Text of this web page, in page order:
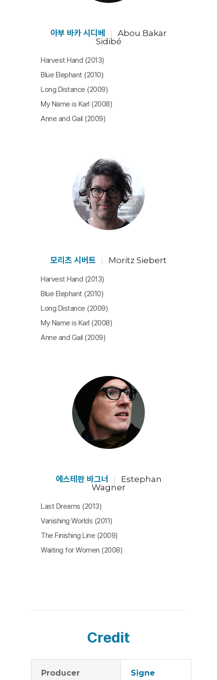
아부의 카메라와 대비되는 또 하나의 시선이 있다. 공식 경
의 초객관적 시선이다. 후면의 비인격성을 대변하듯 침묵
의 흑백화면에 담긴 놀라운 영상은 정서적 충격을 줄 뿐 아
니라, 독특한 미학적 효과를 일으킨다. 장벽을 향해 가는
거대한 군중 행렬과 장벽을 넘으려는 엄청난 수의 난민의
원거리 영상이다. 이 영상은 난민캠프의 일상을 비추던 주
관적이고 미시적인 아부의 카메라와 극단적인 대비를 이
룬다. 미시적 시선과 거시적 시선이 어우러진, 위기상황과
아부 바카 시디베
Abou Bakar
Sidibé
Harvest Hand (2013)
Blue Elephant (2010)
Long Distance (2009)
My Name is Karl (2008)
Anne and Gail (2009)
모리츠 시버트 Moritz Siebert
Harvest Hand (2013)
Blue Elephant (2010)
Long Distance (2009)
My Name is Karl (2008)
Anne and Gail (2009)
에스테판 바그너
Estephan
Wagner
Last Dreams (2013)
Vanishing Worlds (2011)
The Finishing Line (2009)
Waiting for Women (2008)
Credit
Producer
Signe